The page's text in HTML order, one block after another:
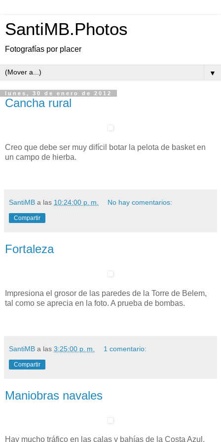
SantiMB.Photos
Fotografías por placer
▼
lunes, 30 de enero de 2012
Cancha rural
Creo que debe ser muy difícil botar la pelota de basket en
un campo de hierba.
SantiMB a las 10:24:00 p. m. No hay comentarios:
Compartir
Fortaleza
Impresiona el grosor de las paredes de la Torre de Belem,
tal como se aprecia en la foto. A prueba de bombas.
SantiMB a las 3:25:00 p. m. 1 comentario:
Compartir
Maniobras navales
Hay mucho tráfico en las calas y bahías de la Costa Azul.